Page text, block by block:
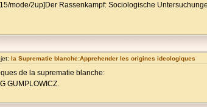
mode/2up]Der Rassenkampf: Sociologische
la Suprematie blanche:Apprehender les origines ideologiques
de la suprematie blanche:
GUMPLOWICZ.